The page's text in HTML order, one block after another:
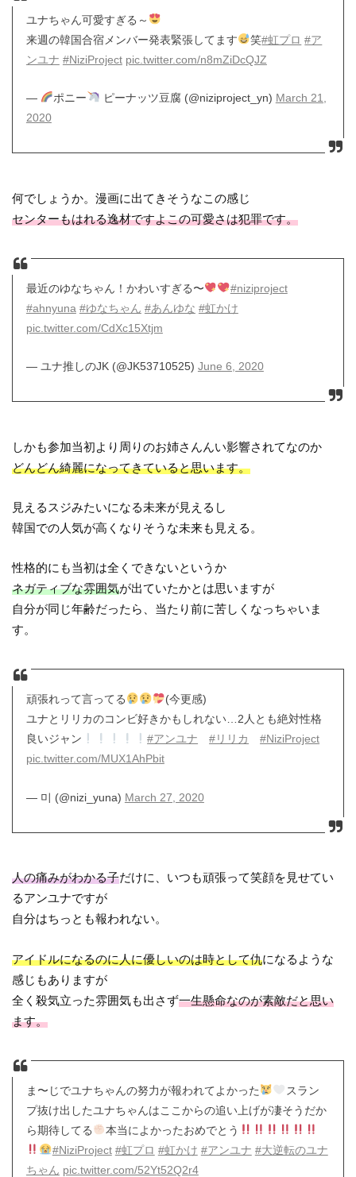
ユナちゃん可愛すぎる～
来週の韓国合宿メンバー発表緊張してます
笑#虹プロ #ア
ンユナ #NiziProject pic.twitter.com/n8mZiDcQJZ
— ポニー ピーナッツ豆腐 (@niziproject_yn) March 21,
2020
何でしょうか。漫画に出てきそうなこの感じ
センターもはれる逸材ですよこの可愛さは犯罪です。
最近のゆなちゃん！かわいすぎる〜
#niziproject
#ahnyuna #ゆなちゃん #あんゆな #虹かけ
pic.twitter.com/CdXc15Xtjm
— ユナ推しのJK (@JK53710525) June 6, 2020
しかも参加当初より周りのお姉さんんい影響されてなのか
どんどん綺麗になってきていると思います。
見えるスジみたいになる未来が見えるし
韓国での人気が高くなりそうな未来も見える。
性格的にも当初は全くできないというか
ネガティブな雰囲気が出ていたかとは思いますが
自分が同じ年齢だったら、当たり前に苦しくなっちゃいま
す。
頑張れって言ってる
(今更感)
ユナとリリカのコンビ好きかもしれない…2人とも絶対性格
良いジャン
#アンユナ #リリカ
#NiziProject
pic.twitter.com/MUX1AhPbit
— 미 (@nizi_yuna) March 27, 2020
人の痛みがわかる子だけに、いつも頑張って笑顔を見せてい
るアンユナですが
自分はちっとも報われない。
アイドルになるのに人に優しいのは時として仇になるような
感じもありますが
全く殺気立った雰囲気も出さず一生懸命なのが素敵だと思い
ます。
ま〜じでユナちゃんの努力が報われてよかった
スラン
プ抜け出したユナちゃんはここからの追い上げが凄そうだか
ら期待してる
本当によかったおめでとう
#NiziProject #虹プロ #虹かけ #アンユナ #大逆転のユナ
ちゃん pic.twitter.com/52Yt52Q2r4